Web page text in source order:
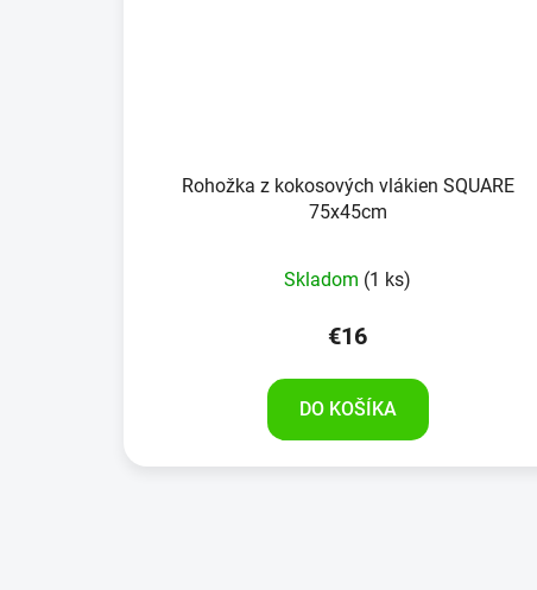
Rohožka z kokosových vlákien SQUARE
75x45cm
Skladom (1 ks)
€16
DO KOŠÍKA